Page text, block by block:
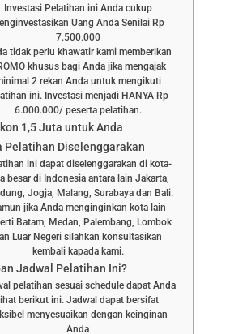
Investasi Pelatihan ini Anda cukup
Uang Anda Senilai Rp
7.500.000
tidak perlu khawatir kami memberikan
khusus bagi Anda jika mengajak
2 rekan Anda untuk mengikuti
ini. Investasi menjadi HANYA Rp
6.000.000/ peserta pelatihan.
1,5 Juta untuk Anda
Pelatihan Diselenggarakan
ini dapat diselenggarakan di kota-
besar di Indonesia antara lain Jakarta,
Jogja, Malang, Surabaya dan Bali.
jika Anda menginginkan kota lain
Batam, Medan, Palembang, Lombok
Luar Negeri silahkan konsultasikan
kembali kapada kami.
Jadwal Pelatihan Ini?
pelatihan sesuai schedule dapat Anda
lihat berikut ini. Jadwal dapat bersifat
menyesuaikan dengan keinginan
Anda